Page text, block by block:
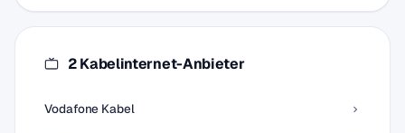
2 Kabelinternet-Anbieter
Vodafone Kabel